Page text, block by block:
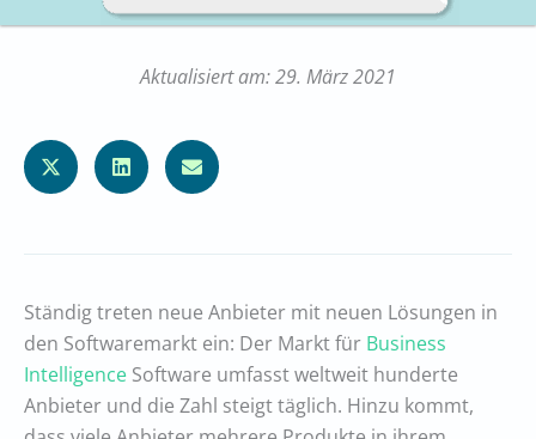
Aktualisiert am: 29. März 2021
Ständig treten neue Anbieter mit neuen Lösungen in
den Softwaremarkt ein: Der Markt für Business
Intelligence Software umfasst weltweit hunderte
Anbieter und die Zahl steigt täglich. Hinzu kommt,